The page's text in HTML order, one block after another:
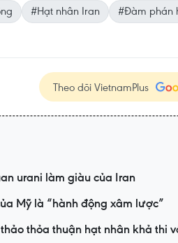
#Hạt nhân Iran
#Đàm phán
Theo dõi VietnamPlus
urani làm giàu của Iran
Mỹ là “hành động xâm lược”
thỏa thuận hạt nhân khả thi